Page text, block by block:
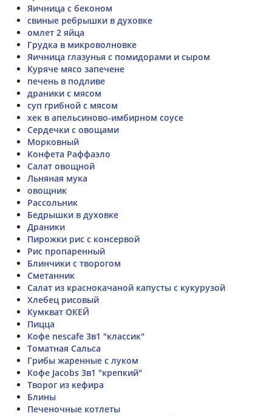
Яичница с беконом
свиные ребрышки в духовке
омлет 2 яйца
Грудка в микроволновке
Яичница глазунья с помидорами и сыром
Куряче мясо запечене
печень в подливе
драники с мясом
суп грибной с мясом
хек в апельсиново-имбирном соусе
Сердечки с овощами
Морковный
Конфета Раффаэло
Салат овощной
Льняная мука
овощник
Рассольник
Бедрышки в духовке
Драники
Пирожки рис с консервой
Рис пропаренный
Блинчики с творогом
Сметанник
Салат из краснокачаной капусты с кукурузой
Хлебец рисовый
Кумкват ОКЕЙ
Пицца
Кофе nescafe 3в1 "классик"
Томатная Сальса
Грибы жаренные с луком
Кофе Jacobs 3в1 "крепкий"
Творог из кефира
Блины
Печеночные котлеты